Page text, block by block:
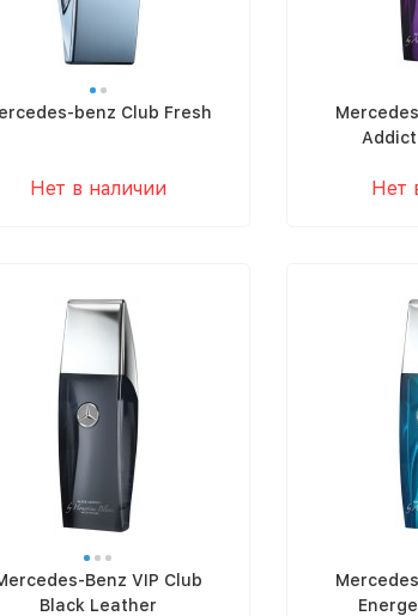
benz Club Fresh
Нет в наличии Нет
Benz VIP Club
Black Leather